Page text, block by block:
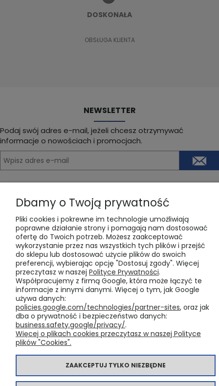
1 266,10 zł
DO KOSZYKA
Łóżko kontynentalne 120x200 Almeirim z pojemnikiem, materacem i toperem
1 649,00 zł
DO KOSZYKA
Krzesło Tapicerowane Welur Lazurowe Big 029
299,00 zł
229,00 zł
DO KOSZYKA
DOSKONAŁA
OBSŁUGA KLIENTA
NEWSLETTER
Podaj swój adres e-mail, jeżeli chcesz otrzymywać
informacje o nowościach i promocjach.
POMOC
Zwroty i
reklamacje
Zgłoś zwrot
Gwarancje i
wysyłka
Częste pytania
Regulamin
MOJE KONTO
Twoje
zamówienia
Ustawienia
konta
Przechowalnia
PŁATNOŚCI I
DOSTAWA
Formy płatności
Czas realizacji
zamówienia
Raty
INFORMACJE
Polityka
prywatności
Ustawienia
plików cookies
Polityka plików
"Cookies"
Jak kupować?
O NAS
Kontakt i dane
firmy
Blog
POKAŻ PEŁNĄ WERSJĘ STRONY
Sklep internetowy Shoper Premium
Dbamy o Twoją prywatność
Pliki cookies i pokrewne im technologie umożliwiają
poprawne działanie strony i pomagają nam dostosować
ofertę do Twoich potrzeb. Możesz zaakceptować
wykorzystanie przez nas wszystkich tych plików i przejść
do sklepu lub dostosować użycie plików do swoich
preferencji, wybierając opcję "Dostosuj zgody". Więcej
przeczytasz w naszej Polityce Prywatności.
Współpracujemy z firmą Google, która może łączyć te
informacje z innymi danymi. Więcej o tym, jak Google
używa danych:
policies.google.com/technologies/partner-sites, oraz jak
dba o prywatność i bezpieczeństwo danych:
business.safety.google/privacy/.
Więcej o plikach cookies przeczytasz w naszej Polityce
plików "Cookies".
ZAAKCEPTUJ TYLKO NIEZBĘDNE